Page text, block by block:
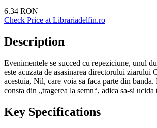
6.34 RON
Check Price at Librariadelfin.ro
Description
Evenimentele se succed cu repeziciune, unul
este acuzata de asasinarea directorului
acestuia, Nil, care voia sa faca parte din
consta din „tragerea la semn“, adica sa-si
Key Specifications